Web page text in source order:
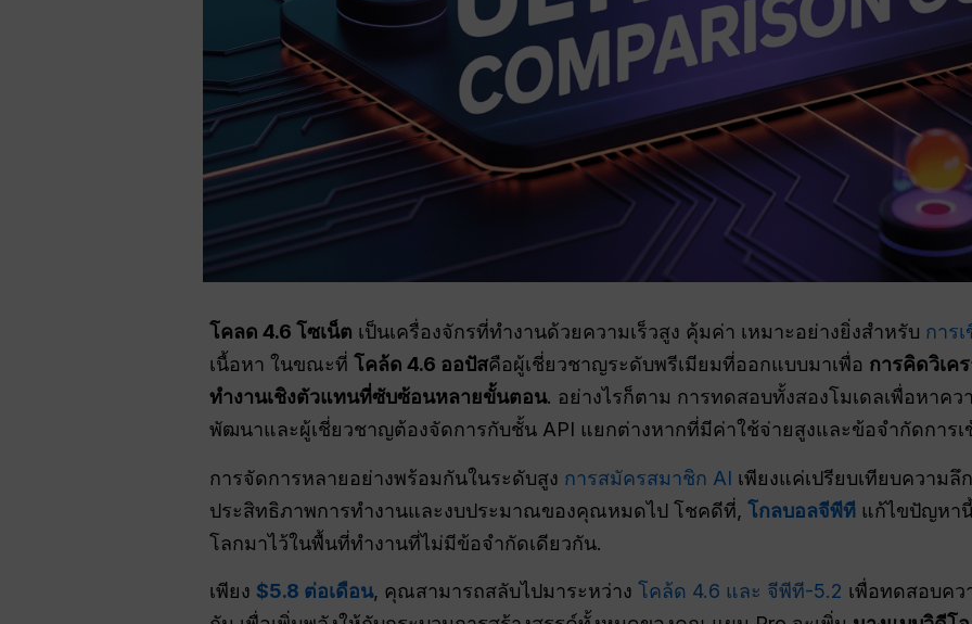
โคลด 4.6 โซเน็ต เป็นเครื่องจักรที่ทำงานด้วยความเร็วสูง คุ้มค่า เหมาะอย่างยิ่งสำหรับ การ
เนื้อหา ในขณะที่ โคล้ด 4.6 ออปัสคือผู้เชี่ยวชาญระดับพรีเมียมที่ออกแบบมาเพื่อ การคิดวิเค
ทำงานเชิงตัวแทนที่ซับซ้อนหลายขั้นตอน. อย่างไรก็ตาม การทดสอบทั้งสองโมเดลเพื่อหาค
พัฒนาและผู้เชี่ยวชาญต้องจัดการกับชั้น API แยกต่างหากที่มีค่าใช้จ่ายสูงและข้อจำกัดการ
การจัดการหลายอย่างพร้อมกันในระดับสูง การสมัครสมาชิก AI เพียงแค่เปรียบเทียบความ
ประสิทธิภาพการทำงานและงบประมาณของคุณหมดไป โชคดีที่, โกลบอลจีพีที แก้ไขปัญหา
โลกมาไว้ในพื้นที่ทำงานที่ไม่มีข้อจำกัดเดียวกัน.
เพียง $5.8 ต่อเดือน, คุณสามารถสลับไปมาระหว่าง โคล้ด 4.6 และ จีพีที-5.2 เพื่อทดสอบคว